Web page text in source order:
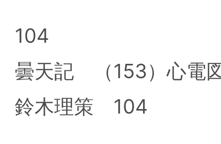
104
曇天記 （153）心電
鈴木理策 104